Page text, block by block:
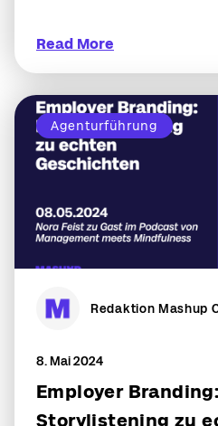
Read More
Agenturführung
Redaktion Mashup
8. Mai 2024
Employer
Storylistening zu